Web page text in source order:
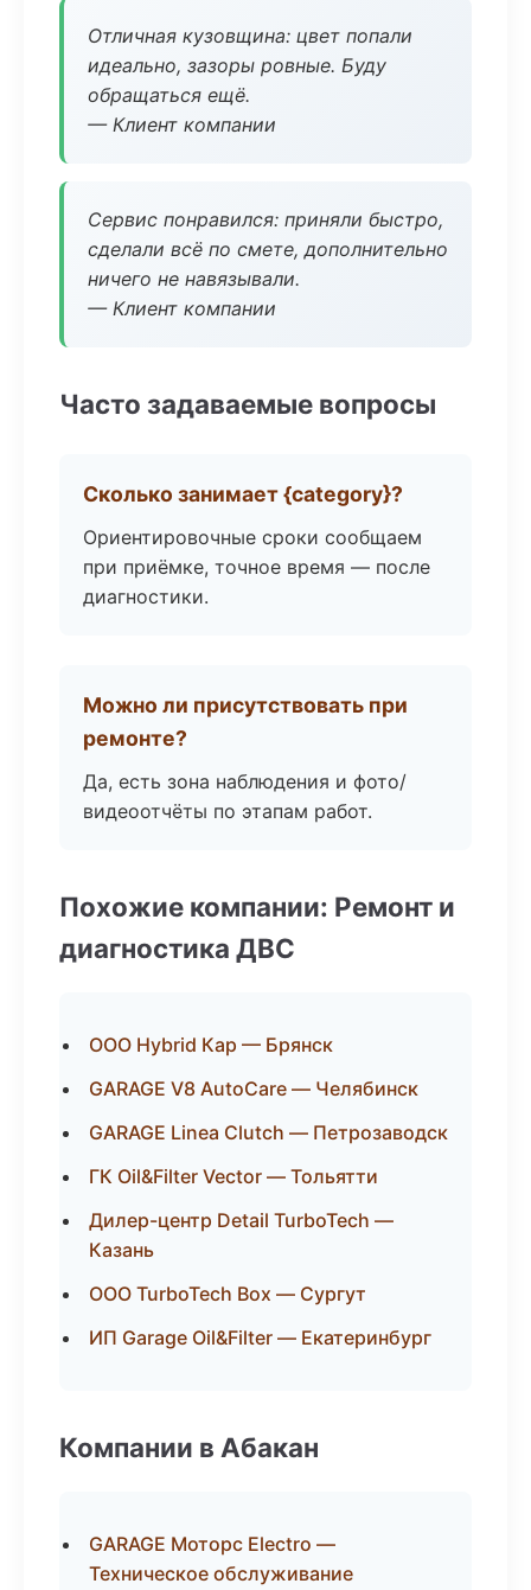
Отличная кузовщина: цвет попали
идеально, зазоры ровные. Буду
обращаться ещё.
— Клиент компании
Сервис понравился: приняли быстро,
сделали всё по смете, дополнительно
ничего не навязывали.
— Клиент компании
Часто задаваемые вопросы
Сколько занимает {category}?
Ориентировочные сроки сообщаем
при приёмке, точное время — после
диагностики.
Можно ли присутствовать при
ремонте?
Да, есть зона наблюдения и фото/
видеоотчёты по этапам работ.
Похожие компании: Ремонт и
диагностика ДВС
ООО Hybrid Кар — Брянск
GARAGE V8 AutoCare — Челябинск
GARAGE Linea Clutch — Петрозаводск
ГК Oil&Filter Vector — Тольятти
Дилер-центр Detail TurboTech —
Казань
ООО TurboTech Box — Сургут
ИП Garage Oil&Filter — Екатеринбург
Компании в Абакан
GARAGE Моторс Electro —
Техническое обслуживание